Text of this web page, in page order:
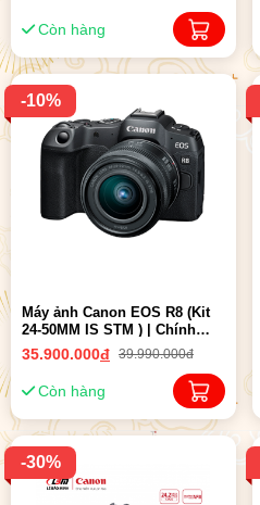
Còn hàng
-10%
Máy ảnh Canon EOS R8 (Kit
24-50MM IS STM ) | Chính
hãng LBM
35.900.000đ 39.990.000đ
Còn hàng
-30%